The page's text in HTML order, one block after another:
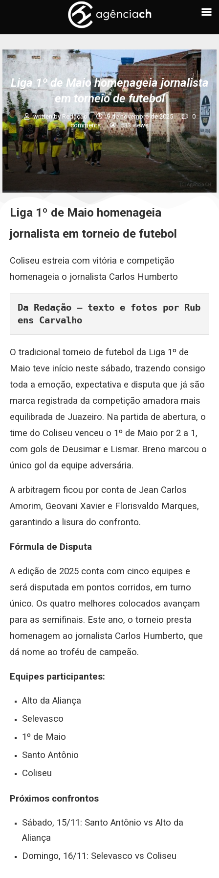
Liga 1º de Maio homenageia jornalista
em torneio de futebol
written byRedação 9 de novembro de 2025
0
comments
533views
Liga 1º de Maio homenageia
jornalista em torneio de futebol
Coliseu estreia com vitória e competição
homenageia o jornalista Carlos Humberto
Da Redação – texto e fotos por Rub
ens Carvalho
O tradicional torneio de futebol da Liga 1º de
Maio teve início neste sábado, trazendo consigo
toda a emoção, expectativa e disputa que já são
marca registrada da competição amadora mais
equilibrada de Juazeiro. Na partida de abertura, o
time do Coliseu venceu o 1º de Maio por 2 a 1,
com gols de Deusimar e Lismar. Breno marcou o
único gol da equipe adversária.
A arbitragem ficou por conta de Jean Carlos
Amorim, Geovani Xavier e Florisvaldo Marques,
garantindo a lisura do confronto.
Fórmula de Disputa
A edição de 2025 conta com cinco equipes e
será disputada em pontos corridos, em turno
único. Os quatro melhores colocados avançam
para as semifinais. Este ano, o torneio presta
homenagem ao jornalista Carlos Humberto, que
dá nome ao troféu de campeão.
Equipes participantes:
Alto da Aliança
Selevasco
1º de Maio
Santo Antônio
Coliseu
Próximos confrontos
Sábado, 15/11: Santo Antônio vs Alto da
Aliança
Domingo, 16/11: Selevasco vs Coliseu